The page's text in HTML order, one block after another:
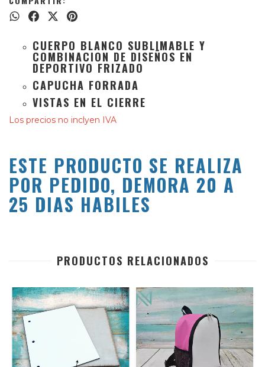
CUERPO BLANCO SUBLIMABLE Y
COMBINACION DE DISEÑOS EN
DEPORTIVO FRIZADO
CAPUCHA FORRADA
VISTAS EN EL CIERRE
Los precios no inclyen IVA
ESTE PRODUCTO SE REALIZA
POR PEDIDO, DEMORA 20 A
25 DIAS HABILES
PRODUCTOS RELACIONADOS